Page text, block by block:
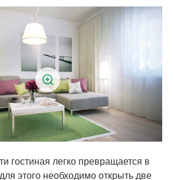
гостиная легко превращается в
этого необходимо открыть две